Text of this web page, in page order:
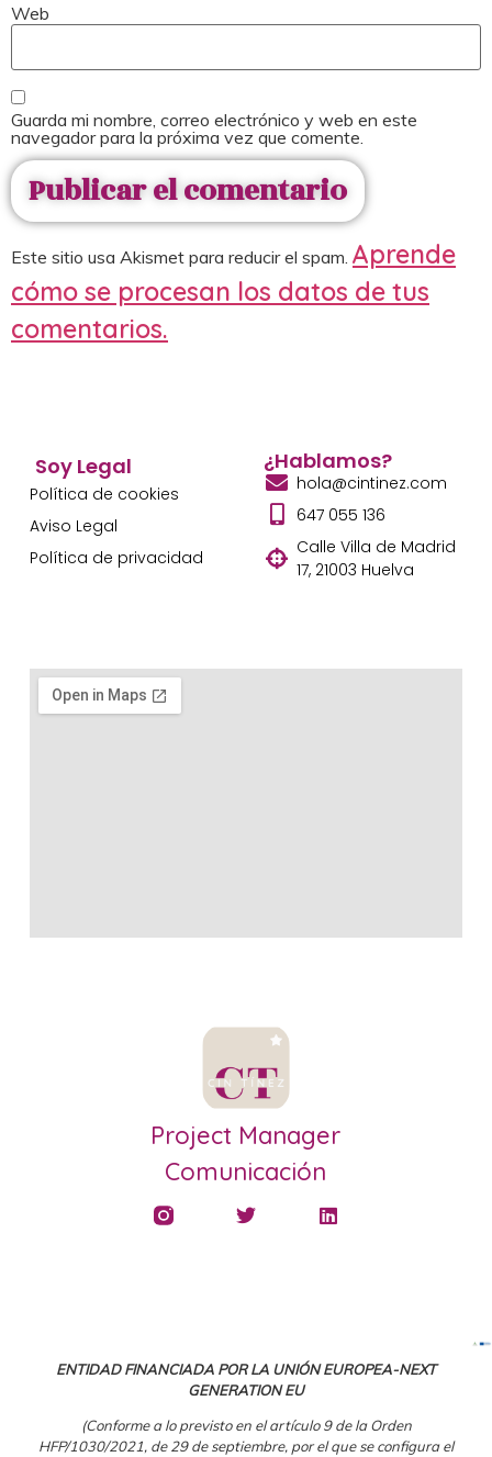
Web
Guarda mi nombre, correo electrónico y web en este
navegador para la próxima vez que comente.
Este sitio usa Akismet para reducir el spam. Aprende
cómo se procesan los datos de tus
comentarios.
Project Manager
Comunicación
Soy Legal
Política de cookies
Aviso Legal
Política de privacidad
¿Hablamos?
hola@cintinez.com
647 055 136
Calle Villa de Madrid
17, 21003 Huelva
ENTIDAD FINANCIADA POR LA UNIÓN EUROPEA-NEXT
GENERATION EU
(Conforme a lo previsto en el artículo 9 de la Orden
HFP/1030/2021, de 29 de septiembre, por el que se configura el